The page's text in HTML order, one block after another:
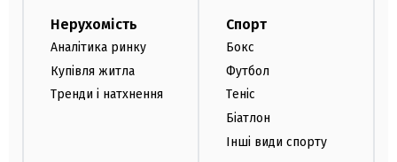
Нерухомість
Аналітика ринку
Купівля житла
Тренди і натхнення
Спорт
Бокс
Футбол
Теніс
Біатлон
Інші види спорту